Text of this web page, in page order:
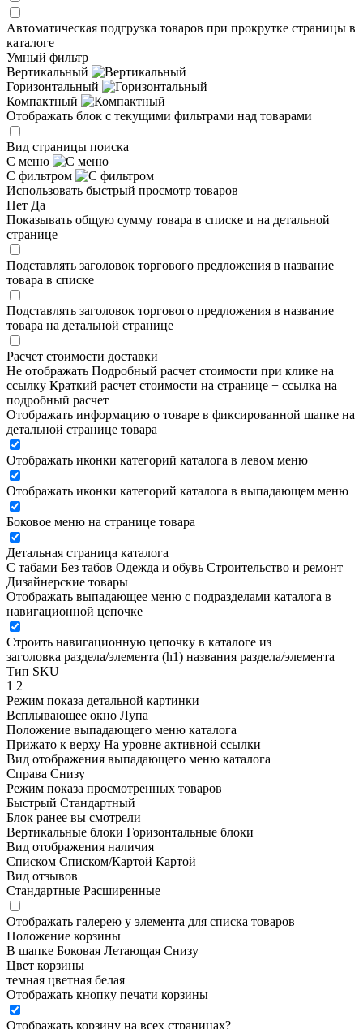
Автоматическая подгрузка товаров при прокрутке страницы в
каталоге
Умный фильтр
Вертикальный
Горизонтальный
Компактный
Отображать блок с текущими фильтрами над товарами
Вид страницы поиска
С меню
С фильтром
Использовать быстрый просмотр товаров
Нет Да
Показывать общую сумму товара в списке и на детальной
странице
Подставлять заголовок торгового предложения в название
товара в списке
Подставлять заголовок торгового предложения в название
товара на детальной странице
Расчет стоимости доставки
Не отображать Подробный расчет стоимости при клике на
ссылку Краткий расчет стоимости на странице + ссылка на
подробный расчет
Отображать информацию о товаре в фиксированной шапке на
детальной странице товара
Отображать иконки категорий каталога в левом меню
Отображать иконки категорий каталога в выпадающем меню
Боковое меню на странице товара
Детальная страница каталога
С табами Без табов Одежда и обувь Строительство и ремонт
Дизайнерские товары
Отображать выпадающее меню с подразделами каталога в
навигационной цепочке
Строить навигационную цепочку в каталоге из
заголовка раздела/элемента (h1) названия раздела/элемента
Тип SKU
1 2
Режим показа детальной картинки
Всплывающее окно Лупа
Положение выпадающего меню каталога
Прижато к верху На уровне активной ссылки
Вид отображения выпадающего меню каталога
Справа Снизу
Режим показа просмотренных товаров
Быстрый Стандартный
Блок ранее вы смотрели
Вертикальные блоки Горизонтальные блоки
Вид отображения наличия
Списком Списком/Картой Картой
Вид отзывов
Стандартные Расширенные
Отображать галерею у элемента для списка товаров
Положение корзины
В шапке Боковая Летающая Снизу
Цвет корзины
темная цветная белая
Отображать кнопку печати корзины
Отображать корзину на всех страницах?